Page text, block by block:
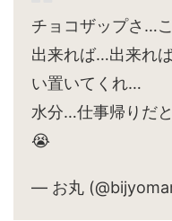
チョコザップさ…
出来れば…出来れ
い置いてくれ…
水分…仕事帰りだ
😭
— お丸